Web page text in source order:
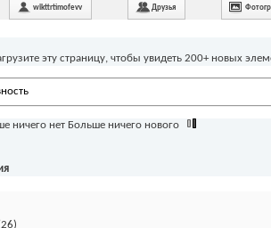
wikttrtimofevv Друзья
эту страницу, чтобы увидеть 200+ новых
ничего нет Больше ничего нового